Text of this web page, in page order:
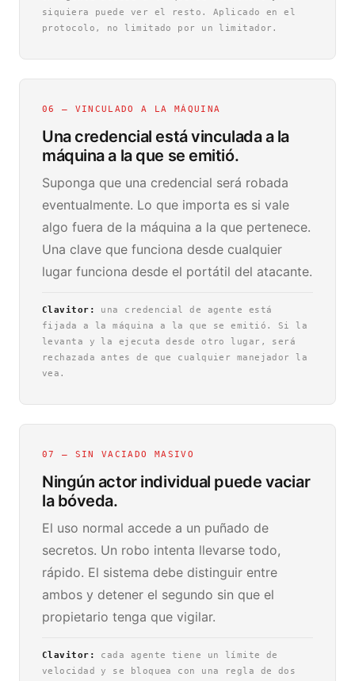
siquiera puede ver el resto. Aplicado en el
protocolo, no limitado por un limitador.
06 — VINCULADO A LA MÁQUINA
Una credencial está vinculada a la
máquina a la que se emitió.
Suponga que una credencial será robada
eventualmente. Lo que importa es si vale
algo fuera de la máquina a la que pertenece.
Una clave que funciona desde cualquier
lugar funciona desde el portátil del atacante.
Clavitor:
una credencial de agente está
fijada a la máquina a la que se emitió. Si la
levanta y la ejecuta desde otro lugar, será
rechazada antes de que cualquier manejador la
vea.
07 — SIN VACIADO MASIVO
Ningún actor individual puede vaciar
la bóveda.
El uso normal accede a un puñado de
secretos. Un robo intenta llevarse todo,
rápido. El sistema debe distinguir entre
ambos y detener el segundo sin que el
propietario tenga que vigilar.
Clavitor:
cada agente tiene un límite de
velocidad y se bloquea con una regla de dos